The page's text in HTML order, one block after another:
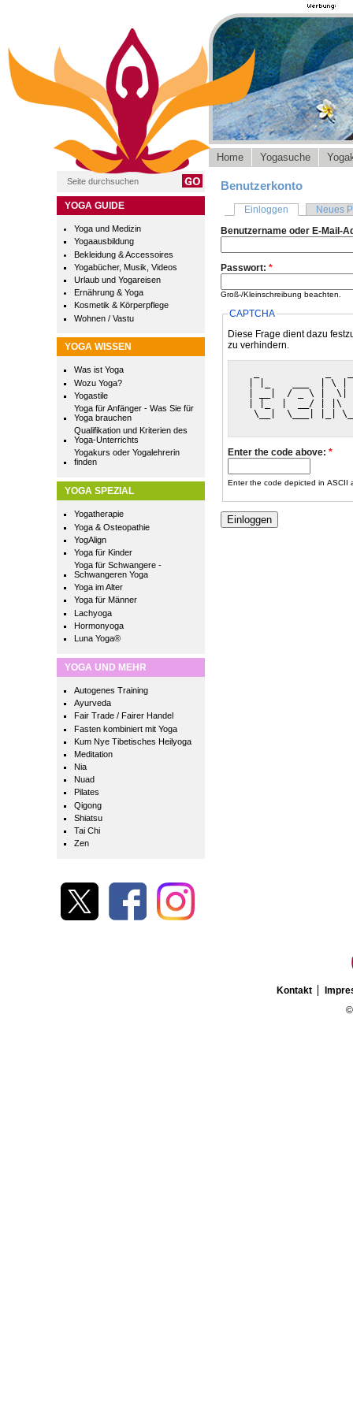
YOGA GUIDE
Yoga und Medizin
Yogaausbildung
Bekleidung & Accessoires
Yogabücher, Musik, Videos
Urlaub und Yogareisen
Ernährung & Yoga
Kosmetik & Körperpflege
Wohnen / Vastu
YOGA WISSEN
Was ist Yoga
Wozu Yoga?
Yogastile
Yoga für Anfänger - Was Sie für
Yoga brauchen
Qualifikation und Kriterien des
Yoga-Unterrichts
Yogakurs oder Yogalehrerin
finden
YOGA SPEZIAL
Yogatherapie
Yoga & Osteopathie
YogAlign
Yoga für Kinder
Yoga für Schwangere -
Schwangeren Yoga
Yoga im Alter
Yoga für Männer
Lachyoga
Hormonyoga
Luna Yoga®
YOGA UND MEHR
Autogenes Training
Ayurveda
Fair Trade / Fairer Handel
Fasten kombiniert mit Yoga
Kum Nye Tibetisches Heilyoga
Meditation
Nia
Nuad
Pilates
Qigong
Shiatsu
Tai Chi
Zen
Home Yogasuche
Benutzerkonto
Einloggen
Neues
Benutzername oder E-Mail-
Passwort: *
Groß-/Kleinschreibung beachten.
CAPTCHA
Diese Frage dient dazu
zu verhindern.
| |_    ___  | \ |
| __|  / _ \ |
| |_  |  __/ | |\
\__|  \___| |_|
Enter the code above: *
Enter the code depicted in ASCII
Kontakt
©